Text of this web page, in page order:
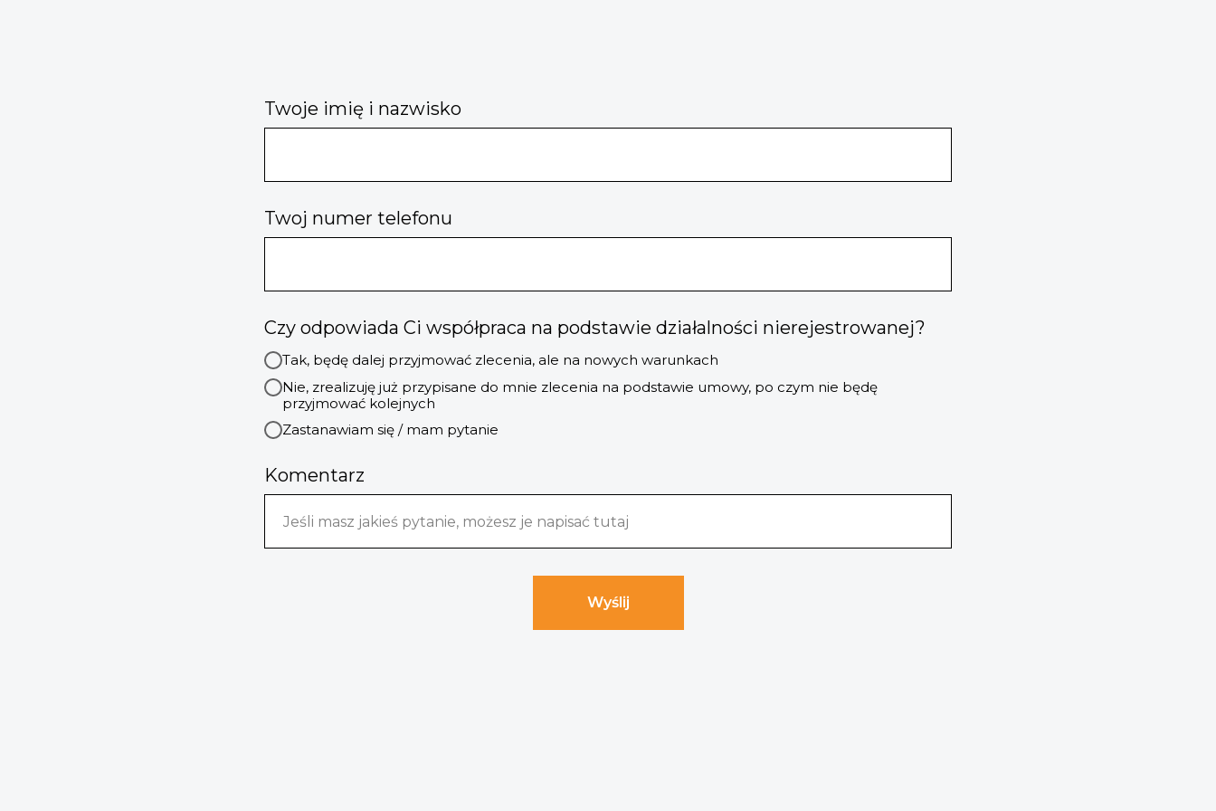
Twoje imię i nazwisko
Twoj numer telefonu
Czy odpowiada Ci współpraca na podstawie działalności nierejestrowanej?
Tak, będę dalej przyjmować zlecenia, ale na nowych warunkach
Nie, zrealizuję już przypisane do mnie zlecenia na podstawie umowy, po czym nie będę
przyjmować kolejnych
Zastanawiam się / mam pytanie
Komentarz
Wyślij